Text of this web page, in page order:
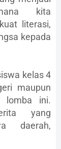
kita
literasi,
kepada
kelas 4
maupun
lomba ini.
yang
daerah,